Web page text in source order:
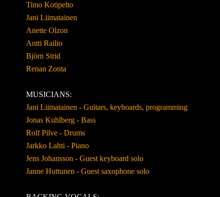
Timo Kotipelto
Jani Liimatainen
Anette Olzon
Antti Railio
Björn Strid
Renan Zonta
MUSICIANS:
Jani Liimatainen - Guitars, keyboards, programming
Jonas Kuhlberg - Bass
Rolf Pilve - Drums
Jarkko Lahti - Piano
Jens Johansson - Guest keyboard solo
Janne Huttunen - Guest saxophone solo